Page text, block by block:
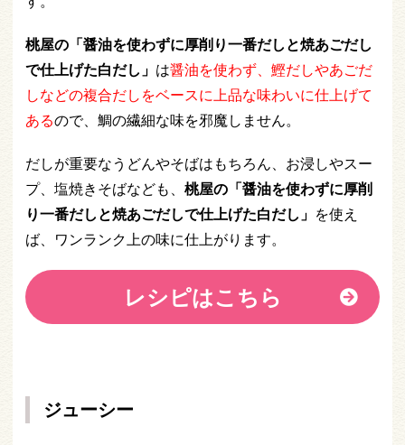
桃屋の「醤油を使わずに厚削り一番だしと焼あごだし
で仕上げた白だし」 は醤油を使わず、鰹だしやあごだ
しなどの複合だしをベースに上品な味わいに仕上げて
あるので、鯛の繊細な味を邪魔しません。
だしが重要なうどんやそばはもちろん、お浸しやスー
プ、塩焼きそばなども、 桃屋の「醤油を使わずに厚削
り一番だしと焼あごだしで仕上げた白だし」 を使え
ば、ワンランク上の味に仕上がります。
レシピはこちら
ジューシー